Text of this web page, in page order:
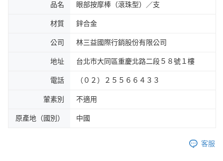
品名 眼部按摩棒（滾珠型）／支
材質 鋅合金
公司 林三益國際行銷股份有限公司
地址 台北市大同區重慶北路二段５８號１樓
電話 （０２）２５５６６４３３
葷素別 不適用
原產地（國別） 中國
客服